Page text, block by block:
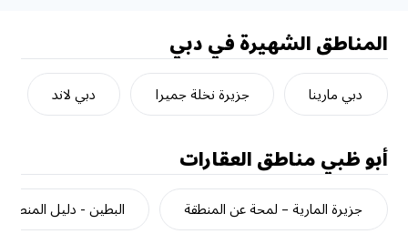
المناطق الشهيرة في دبي
دبي مارينا جزيرة نخلة جميرا دبي لاند
أبو ظبيمناطق العقارات
جزيرة المارية – لمحة عن المنطقة البطين - دليل المنطقة